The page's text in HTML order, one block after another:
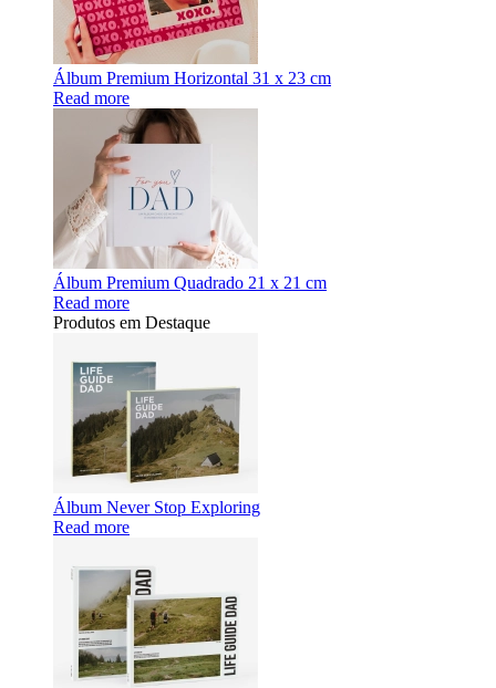
Álbum Premium Horizontal 31 x 23 cm
Read more
Álbum Premium Quadrado 21 x 21 cm
Read more
Produtos em Destaque
Álbum Never Stop Exploring
Read more